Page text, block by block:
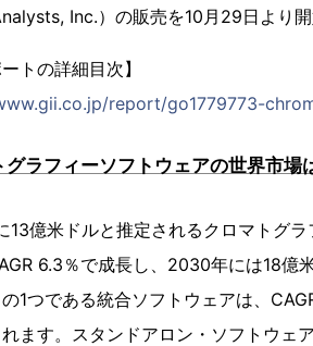
Inc.）の販売を10月29日より開
ートの詳細目次】
report/go1779773-
グラフィーソフトウェアの世界市
13億米ドルと推定されるクロマトグ
6.3％で成長し、2030年には18億
1つである統合ソフトウェアは、
ます。スタンドアロン・ソフトウェ